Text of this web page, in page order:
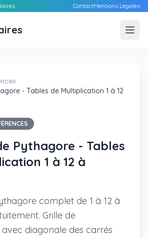
ContactMentions Légales
- Tables de Multiplication 1 à 12
Pythagore - Tables
1 à 12 à
complet de 1 à 12 à
Grille de
diagonale des carrés